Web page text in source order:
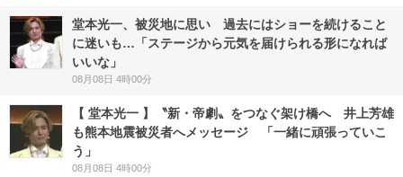
堂本光一、被災地に思い 過去にはショーを続けること
に迷いも…「ステージから元気を届けられる形になれば
いいな」
08月08日 4時00分
【 堂本光一 】〝新・帝劇〟をつなぐ架け橋へ 井上芳雄
も熊本地震被災者へメッセージ 「一緒に頑張っていこ
う」
08月08日 4時00分